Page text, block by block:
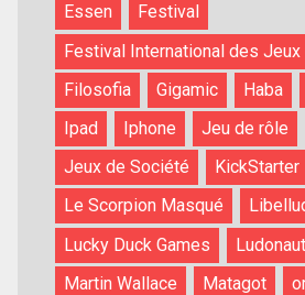
Essen
Festival
Festival International des Jeux
Filosofia
Gigamic Haba
Ipad
Iphone
Jeu de rôle
Jeux de Société
KickStarter
Le Scorpion Masqué
Lucky Duck Games
Martin Wallace
Matagot